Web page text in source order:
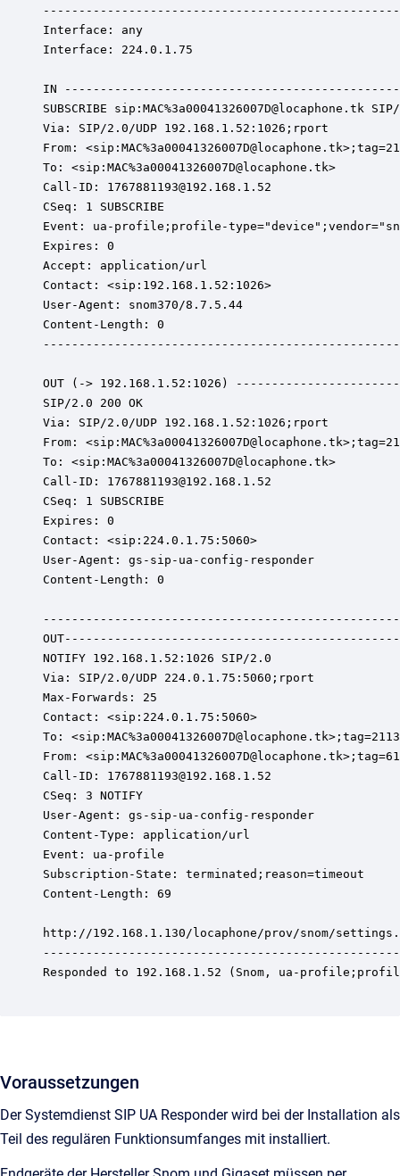
Interface: any
Interface: 224.0.1.75
IN
SUBSCRIBE sip:MAC%3a00041326007D@locaphone.tk
Via: SIP/2.0/UDP 192.168.1.52:1026;rport
From:
To: <sip:MAC%3a00041326007D@locaphone.tk>
Call-ID: 1767881193@192.168.1.52
CSeq: 1 SUBSCRIBE
Event: ua-profile;profile-
Expires: 0
Accept: application/url
Contact: <sip:192.168.1.52:1026>
User-Agent: snom370/8.7.5.44
Content-Length: 0
OUT (-> 192.168.1.52:1026)
SIP/2.0 200 OK
Via: SIP/2.0/UDP 192.168.1.52:1026;rport
From:
To: <sip:MAC%3a00041326007D@locaphone.tk>
Call-ID: 1767881193@192.168.1.52
CSeq: 1 SUBSCRIBE
Expires: 0
Contact: <sip:224.0.1.75:5060>
User-Agent: gs-sip-ua-config-responder
Content-Length: 0
NOTIFY 192.168.1.52:1026 SIP/2.0
Via: SIP/2.0/UDP 224.0.1.75:5060;rport
Max-Forwards: 25
Contact: <sip:224.0.1.75:5060>
To:
From:
Call-ID: 1767881193@192.168.1.52
CSeq: 3 NOTIFY
User-Agent: gs-sip-ua-config-responder
Content-Type: application/url
Event: ua-profile
Subscription-State: terminated;reason=timeout
Content-Length: 69
http://192.168.1.130/locaphone/prov/snom/
Responded to 192.168.1.52 (Snom, ua-
Voraussetzungen
Der Systemdienst SIP UA Responder wird bei der Installation als
Teil des regulären Funktionsumfanges mit installiert.